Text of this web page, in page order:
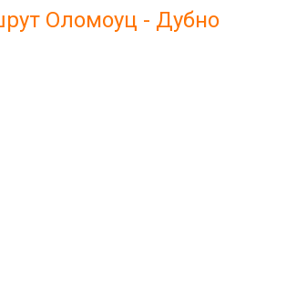
Оломоуц - Дубно